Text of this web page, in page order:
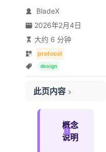
BladeX
2026年2月4日
大约 6 分钟
protocol
design
此页内容
一、转换流程
二、Beetl 模板系统
1. 模板变量
概念
说明